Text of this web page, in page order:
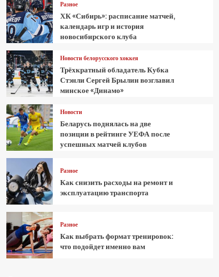
Разное
ХК «Сибирь»: расписание матчей,
календарь игр и история
новосибирского клуба
Новости белорусского хоккея
Трёхкратный обладатель Кубка
Стэнли Сергей Брылин возглавил
минское «Динамо»
Новости
Беларусь поднялась на две
позиции в рейтинге УЕФА после
успешных матчей клубов
Разное
Как снизить расходы на ремонт и
эксплуатацию транспорта
Разное
Как выбрать формат тренировок:
что подойдет именно вам